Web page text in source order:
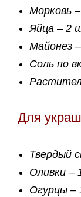
Морковь
Яйца – 2
Майонез
Соль по
Для
Твердый
Оливки –
Огурцы –